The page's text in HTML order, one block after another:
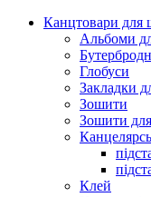
Канцтовари для
Альбоми
Глобуси
Закладки
Зошити
Зошити
Клей